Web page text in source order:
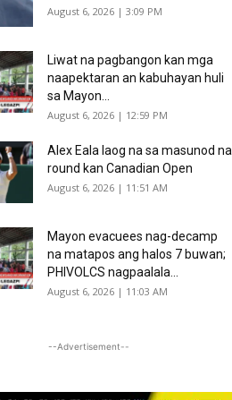
August 6, 2026 | 3:09 PM
Liwat na pagbangon kan mga
naapektaran an kabuhayan huli
sa Mayon...
August 6, 2026 | 12:59 PM
Alex Eala laog na sa masunod na
round kan Canadian Open
August 6, 2026 | 11:51 AM
Mayon evacuees nag-decamp
na matapos ang halos 7 buwan;
PHIVOLCS nagpaalala...
August 6, 2026 | 11:03 AM
--Advertisement--